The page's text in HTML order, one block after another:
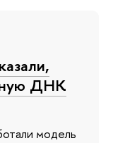
ДНК
модель